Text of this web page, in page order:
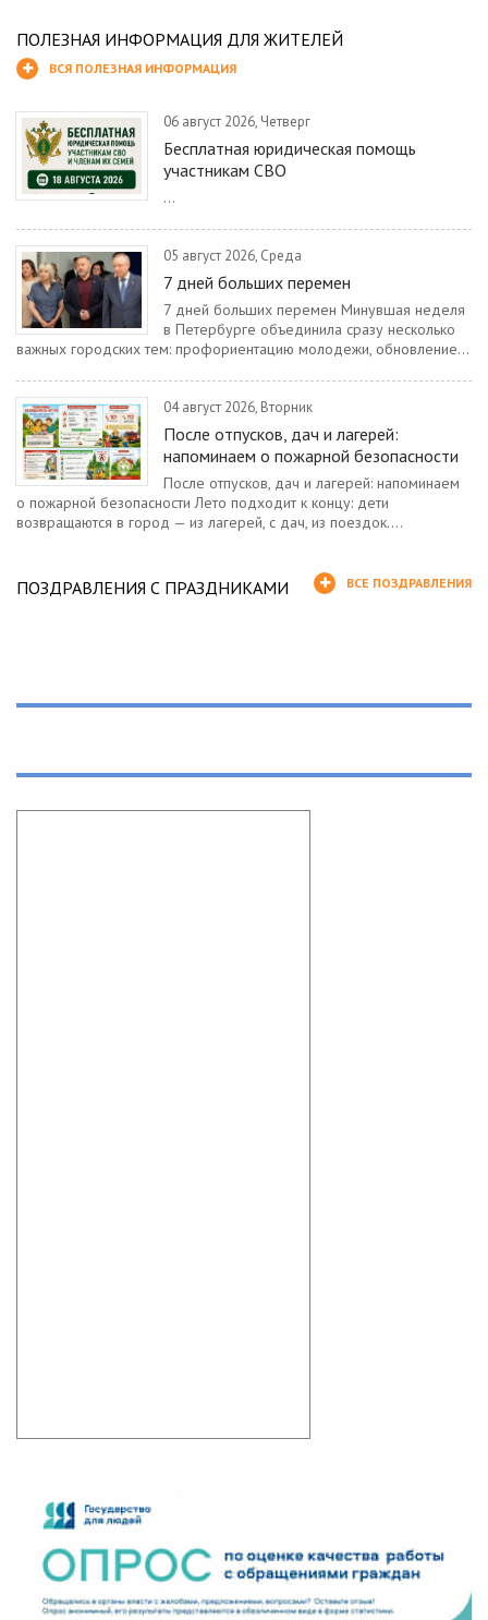
ПОЛЕЗНАЯ ИНФОРМАЦИЯ ДЛЯ ЖИТЕЛЕЙ
ВСЯ ПОЛЕЗНАЯ ИНФОРМАЦИЯ
06 август 2026, Четверг
Бесплатная юридическая помощь
участникам СВО
...
05 август 2026, Среда
7 дней больших перемен
7 дней больших перемен Минувшая неделя
в Петербурге объединила сразу несколько
важных городских тем: профориентацию молодежи, обновление...
04 август 2026, Вторник
После отпусков, дач и лагерей:
напоминаем о пожарной безопасности
После отпусков, дач и лагерей: напоминаем
о пожарной безопасности Лето подходит к концу: дети
возвращаются в город — из лагерей, с дач, из поездок....
ПОЗДРАВЛЕНИЯ С ПРАЗДНИКАМИ ВСЕ ПОЗДРАВЛЕНИЯ